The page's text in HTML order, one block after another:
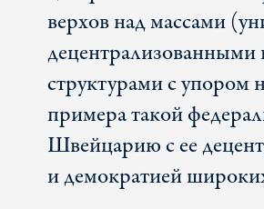
верхов над массами
структурами с упором
примера такой
Швейцарию с ее
и демократией